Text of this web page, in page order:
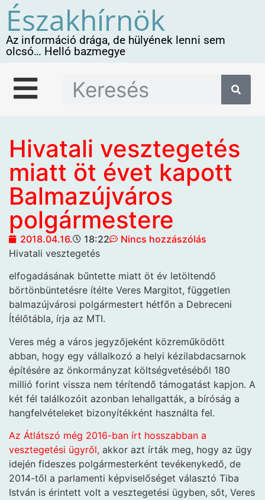
Északhírnök
Az információ drága, de hülyének lenni sem
olcsó… Helló bazmegye
Hivatali vesztegetés
miatt öt évet kapott
Balmazújváros
polgármestere
2018.04.16. 18:22
Nincs hozzászólás
Hivatali vesztegetés
elfogadásának bűntette miatt öt év letöltendő
börtönbüntetésre ítélte Veres Margitot, független
balmazújvárosi polgármestert hétfőn a Debreceni
Ítélőtábla, írja az MTI.
Veres még a város jegyzőjeként közreműködött
abban, hogy egy vállalkozó a helyi kézilabdacsarnok
építésére az önkormányzat költségvetéséből 180
millió forint vissza nem térítendő támogatást kapjon. A
két fél találkozóit azonban lehallgatták, a bíróság a
hangfelvételeket bizonyítékként használta fel.
Az Átlátszó még 2016-ban írt hosszabban a
vesztegetési ügyről, akkor azt írták meg, hogy az ügy
idején fideszes polgármesterként tevékenykedő, de
2014-től a parlamenti képviselőséget választó Tiba
István is érintett volt a vesztegetési ügyben, sőt, Veres